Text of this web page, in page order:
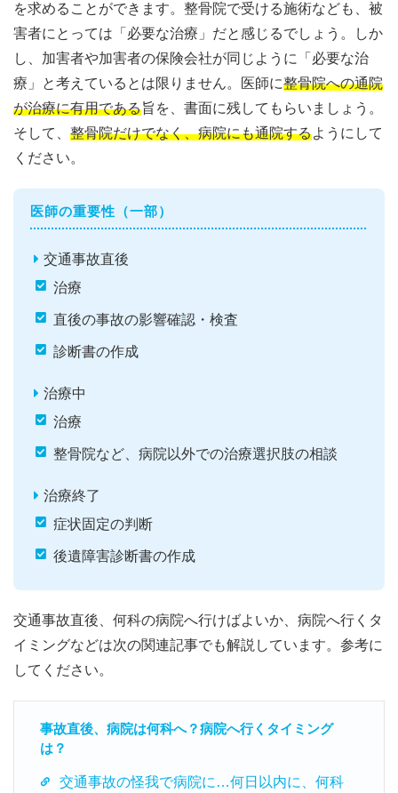
を求めることができます。整骨院で受ける施術なども、被
害者にとっては「必要な治療」だと感じるでしょう。しか
し、加害者や加害者の保険会社が同じように「必要な治
療」と考えているとは限りません。医師に整骨院への通院
が治療に有用である旨を、書面に残してもらいましょう。
そして、 整骨院だけでなく、病院にも通院するようにして
ください。
医師の重要性（一部）
交通事故直後
治療
直後の事故の影響確認・検査
診断書の作成
治療中
治療
整骨院など、病院以外での治療選択肢の相談
治療終了
症状固定の判断
後遺障害診断書の作成
交通事故直後、何科の病院へ行けばよいか、病院へ行くタ
イミングなどは次の関連記事でも解説しています。参考に
してください。
事故直後、病院は何科へ？病院へ行くタイミング
は？
交通事故の怪我で病院に…何日以内に、何科